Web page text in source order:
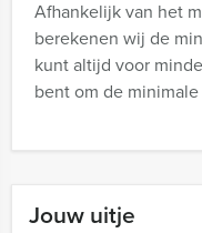
Jouw uitje
Afhankelijk van het
berekenen wij de
kunt altijd voor
bent om de